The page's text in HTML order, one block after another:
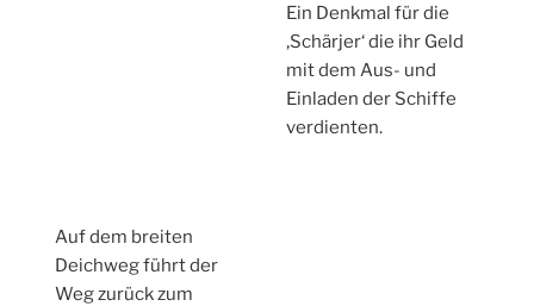
Ein Denkmal für die
‚Schärjer‘ die ihr Geld
mit dem Aus- und
Einladen der Schiffe
verdienten.
Auf dem breiten
Deichweg führt der
Weg zurück zum